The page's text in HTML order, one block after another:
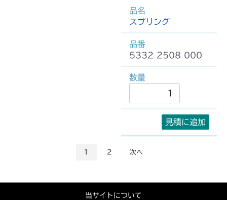
スプリング
5332 2508 000
見積に追加
1 2 次へ
当サイトについて